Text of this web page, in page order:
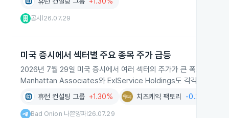
공시 26.07.29
미국 증시에서 섹터별 주요 종목 주가 급등
2026년 7월 29일 미국 증시에서 여러 섹터의 주가가 큰 폭으로 상
Manhattan Associates와 ExlService Holdings도 각각 21.32%,
휴런 컨설팅 그룹 +1.30% 치즈케익 팩토리 -0.24%
Bad Onion 나쁜양파| 26.07.29